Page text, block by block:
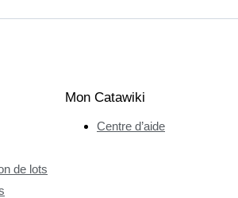
de lots
Mon Catawiki
Centre d’aide